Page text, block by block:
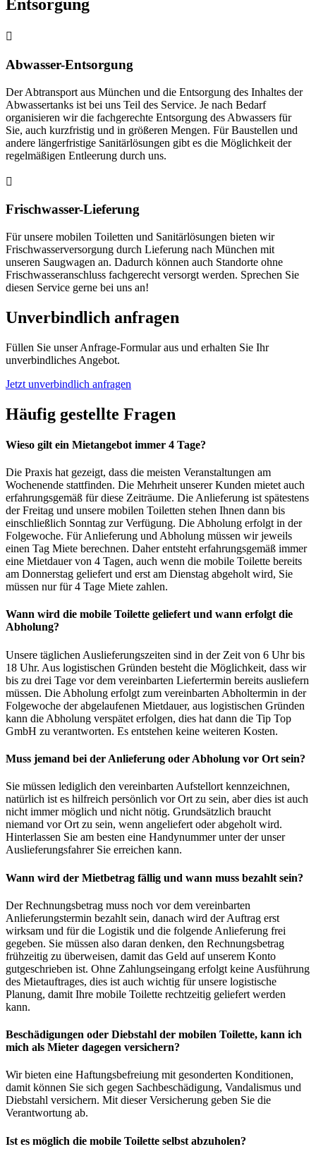
Entsorgung

Abwasser-Entsorgung
Der Abtransport aus München und die Entsorgung des Inhaltes der
Abwassertanks ist bei uns Teil des Service. Je nach Bedarf
organisieren wir die fachgerechte Entsorgung des Abwassers für
Sie, auch kurzfristig und in größeren Mengen. Für Baustellen und
andere längerfristige Sanitärlösungen gibt es die Möglichkeit der
regelmäßigen Entleerung durch uns.

Frischwasser-Lieferung
Für unsere mobilen Toiletten und Sanitärlösungen bieten wir
Frischwasserversorgung durch Lieferung nach München mit
unseren Saugwagen an. Dadurch können auch Standorte ohne
Frischwasseranschluss fachgerecht versorgt werden. Sprechen Sie
diesen Service gerne bei uns an!
Unverbindlich anfragen
Füllen Sie unser Anfrage-Formular aus und erhalten Sie Ihr
unverbindliches Angebot.
Jetzt unverbindlich anfragen
Häufig gestellte Fragen
Wieso gilt ein Mietangebot immer 4 Tage?
Die Praxis hat gezeigt, dass die meisten Veranstaltungen am
Wochenende stattfinden. Die Mehrheit unserer Kunden mietet auch
erfahrungsgemäß für diese Zeiträume. Die Anlieferung ist spätestens
der Freitag und unsere mobilen Toiletten stehen Ihnen dann bis
einschließlich Sonntag zur Verfügung. Die Abholung erfolgt in der
Folgewoche. Für Anlieferung und Abholung müssen wir jeweils
einen Tag Miete berechnen. Daher entsteht erfahrungsgemäß immer
eine Mietdauer von 4 Tagen, auch wenn die mobile Toilette bereits
am Donnerstag geliefert und erst am Dienstag abgeholt wird, Sie
müssen nur für 4 Tage Miete zahlen.
Wann wird die mobile Toilette geliefert und wann erfolgt die
Abholung?
Unsere täglichen Auslieferungszeiten sind in der Zeit von 6 Uhr bis
18 Uhr. Aus logistischen Gründen besteht die Möglichkeit, dass wir
bis zu drei Tage vor dem vereinbarten Liefertermin bereits ausliefern
müssen. Die Abholung erfolgt zum vereinbarten Abholtermin in der
Folgewoche der abgelaufenen Mietdauer, aus logistischen Gründen
kann die Abholung verspätet erfolgen, dies hat dann die Tip Top
GmbH zu verantworten. Es entstehen keine weiteren Kosten.
Muss jemand bei der Anlieferung oder Abholung vor Ort sein?
Sie müssen lediglich den vereinbarten Aufstellort kennzeichnen,
natürlich ist es hilfreich persönlich vor Ort zu sein, aber dies ist auch
nicht immer möglich und nicht nötig. Grundsätzlich braucht
niemand vor Ort zu sein, wenn angeliefert oder abgeholt wird.
Hinterlassen Sie am besten eine Handynummer unter der unser
Auslieferungsfahrer Sie erreichen kann.
Wann wird der Mietbetrag fällig und wann muss bezahlt sein?
Der Rechnungsbetrag muss noch vor dem vereinbarten
Anlieferungstermin bezahlt sein, danach wird der Auftrag erst
wirksam und für die Logistik und die folgende Anlieferung frei
gegeben. Sie müssen also daran denken, den Rechnungsbetrag
frühzeitig zu überweisen, damit das Geld auf unserem Konto
gutgeschrieben ist. Ohne Zahlungseingang erfolgt keine Ausführung
des Mietauftrages, dies ist auch wichtig für unsere logistische
Planung, damit Ihre mobile Toilette rechtzeitig geliefert werden
kann.
Beschädigungen oder Diebstahl der mobilen Toilette, kann ich
mich als Mieter dagegen versichern?
Wir bieten eine Haftungsbefreiung mit gesonderten Konditionen,
damit können Sie sich gegen Sachbeschädigung, Vandalismus und
Diebstahl versichern. Mit dieser Versicherung geben Sie die
Verantwortung ab.
Ist es möglich die mobile Toilette selbst abzuholen?